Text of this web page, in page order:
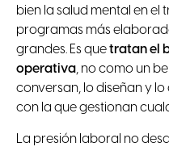
bien la salud mental en el
programas más
grandes. Es quetratan el
operativa, no como un
conversan, lo diseñan y
con la que gestionan
La presión laboral no